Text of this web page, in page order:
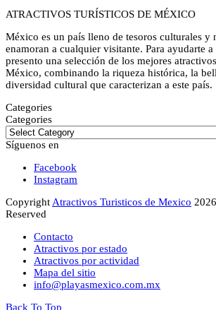
ATRACTIVOS TURÍSTICOS DE MÉXICO
México es un país lleno de tesoros culturales y
enamoran a cualquier visitante. Para ayudarte
presento una selección de los mejores
México, combinando la riqueza histórica, la
diversidad cultural que caracterizan a este país.
Categories
Categories
Síguenos en
Facebook
Instagram
CopyrightAtractivos Turisticos de Mexico
Reserved
Contacto
Atractivos por estado
Atractivos por actividad
Mapa del sitio
info@playasmexico.com.mx
Back To Top